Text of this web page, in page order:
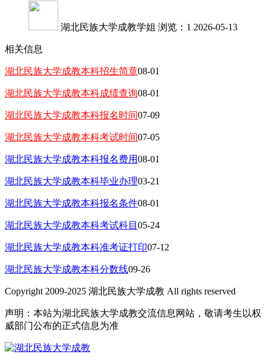
湖北民族大学成教学姐 浏览：1 2026-05-13
相关信息
湖北民族大学成教本科招生简章08-01
湖北民族大学成教本科成绩查询08-01
湖北民族大学成教本科报名时间07-09
湖北民族大学成教本科考试时间07-05
湖北民族大学成教本科报名费用08-01
湖北民族大学成教本科毕业办理03-21
湖北民族大学成教本科报名条件08-01
湖北民族大学成教本科考试科目 05-24
湖北民族大学成教本科准考证打印07-12
湖北民族大学成教本科分数线09-26
Copyright 2009-2025 湖北民族大学成教 All rights reserved
声明：本站为湖北民族大学成教交流信息网站，敬请考生以权
威部门公布的正式信息为准